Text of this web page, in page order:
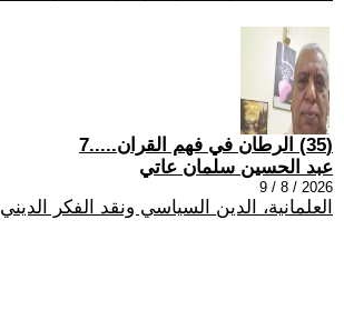
(35) الرطان في فهم القران.....7
عبد الحسين سلمان عاتي
2026 / 8 / 9
العلمانية، الدين السياسي ونقد الفكر الديني